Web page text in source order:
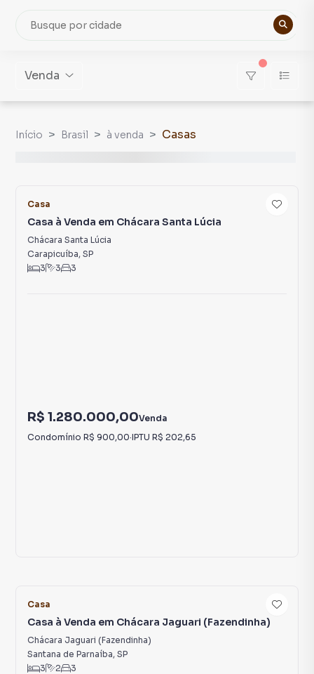
Venda
Início Brasil à venda Casas
Casa
Casa à Venda em Chácara Santa Lúcia
Chácara Santa Lúcia
Carapicuíba, SP
3
3 3
R$ 1.280.000,00Venda
Condomínio R$ 900,00·IPTU R$ 202,65
Casa
Casa à Venda em Chácara Jaguari (Fazendinha)
Chácara Jaguari (Fazendinha)
Santana de Parnaíba, SP
3
2 3